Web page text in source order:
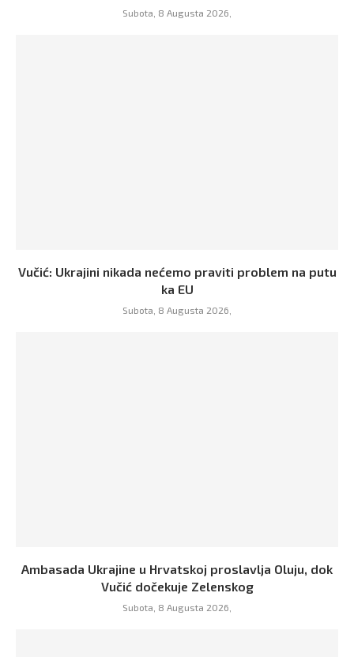
Subota, 8 Augusta 2026,
Vučić: Ukrajini nikada nećemo praviti problem na putu
ka EU
Subota, 8 Augusta 2026,
Ambasada Ukrajine u Hrvatskoj proslavlja Oluju, dok
Vučić dočekuje Zelenskog
Subota, 8 Augusta 2026,